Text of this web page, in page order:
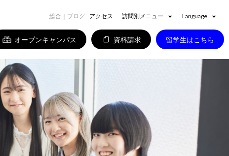
アクセス 訪問別メニュー Language
オープンキャンパス 資料請求 留学生はこちら
総合｜ブログ